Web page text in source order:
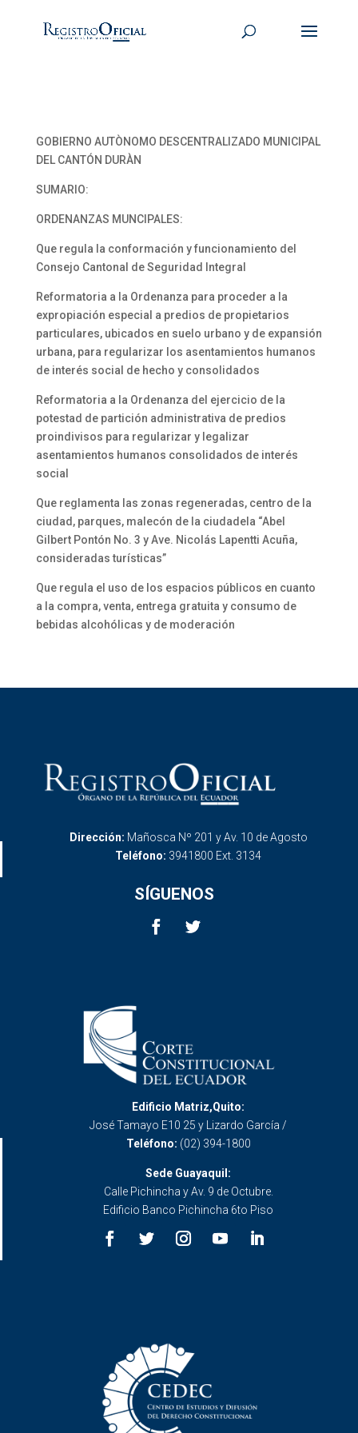
GOBIERNO AUTÒNOMO DESCENTRALIZADO MUNICIPAL
DEL CANTÓN DURÀN
SUMARIO:
ORDENANZAS MUNCIPALES:
Que regula la conformación y funcionamiento del
Consejo Cantonal de Seguridad Integral
Reformatoria a la Ordenanza para proceder a la
expropiación especial a predios de propietarios
particulares, ubicados en suelo urbano y de expansión
urbana, para regularizar los asentamientos humanos
de interés social de hecho y consolidados
Reformatoria a la Ordenanza del ejercicio de la
potestad de partición administrativa de predios
proindivisos para regularizar y legalizar
asentamientos humanos consolidados de interés
social
Que reglamenta las zonas regeneradas, centro de la
ciudad, parques, malecón de la ciudadela “Abel
Gilbert Pontón No. 3 y Ave. Nicolás Lapentti Acuña,
consideradas turísticas”
Que regula el uso de los espacios públicos en cuanto
a la compra, venta, entrega gratuita y consumo de
bebidas alcohólicas y de moderación
Dirección: Mañosca Nº 201 y Av. 10 de Agosto
Teléfono: 3941800 Ext. 3134
SÍGUENOS
Edificio Matriz,Quito:
José Tamayo E10 25 y Lizardo García /
Teléfono: (02) 394-1800
Sede Guayaquil:
Calle Pichincha y Av. 9 de Octubre.
Edificio Banco Pichincha 6to Piso